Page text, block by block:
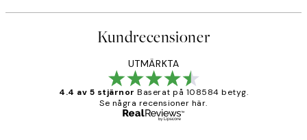
Kundrecensioner
UTMÄRKTA
4.4 av 5 stjärnor Baserat på 108584 betyg.
Se några recensioner här.